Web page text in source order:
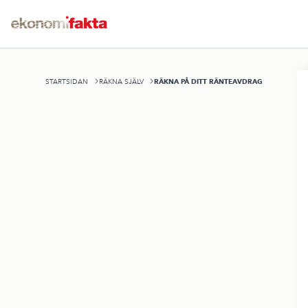
STARTSIDAN RÄKNA SJÄLV RÄKNA PÅ DITT RÄNTEAVDRAG